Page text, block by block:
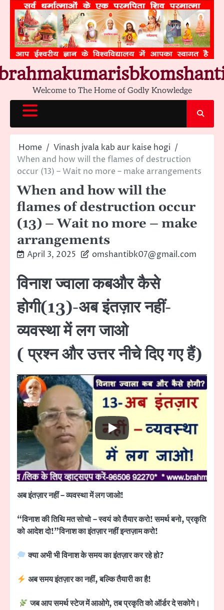
content
Welcome to The Home of Godly Knowledge
Home
Vinash jvala kab aur kaise hogi
When and how will the flames of destruction
occur (13) – Wait no more – make arrangements
When and how will the
flames of destruction occur
(13) – Wait no more – make
arrangements
April 3, 2025 omshantibk07@gmail.com
विनाश ज्वाला कबऔर कैसे
होगी(13)-अब इंतज़ार नहीं-
व्यवस्था में लग जाओ
( प्रश्न और उत्तर नीचे दिए गए हैं)
अब इंतज़ार नहीं–व्यवस्था में लग जाओ!
“विनाशकी तिथि मत सोचो–स्वयंको तैयार करो! समर्थ बनो,प्रकृति
कोआदेशदो!”विनाश का इंतज़ार नहींइन्तज़ाम करो!
क्या अभी भी विनाश के समय का इंतज़ार कर रहे हो?
अब समय इंतज़ार का नहीं,बल्कि तैयारी का है!
जब आप समर्थ स्टेज में आओगे,तब प्रकृति को ऑर्डर दे सकोगे।